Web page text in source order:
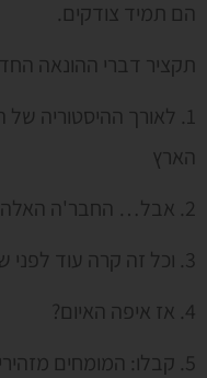
הם תמיד צודקים.
תקציר דברי ההונאה
1. לאורך ההיסטוריה של
הארץ
2. אבל… החבר'ה האלה השמידו את עצמן
3. וכל זה קרה עוד לפני שהן השאירו פרטי יצירת קשר איתנו
4. אז איפה האיום?
5. קבלו: המומחים